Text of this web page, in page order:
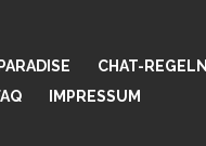
CHAT-REGELN
IMPRESSUM